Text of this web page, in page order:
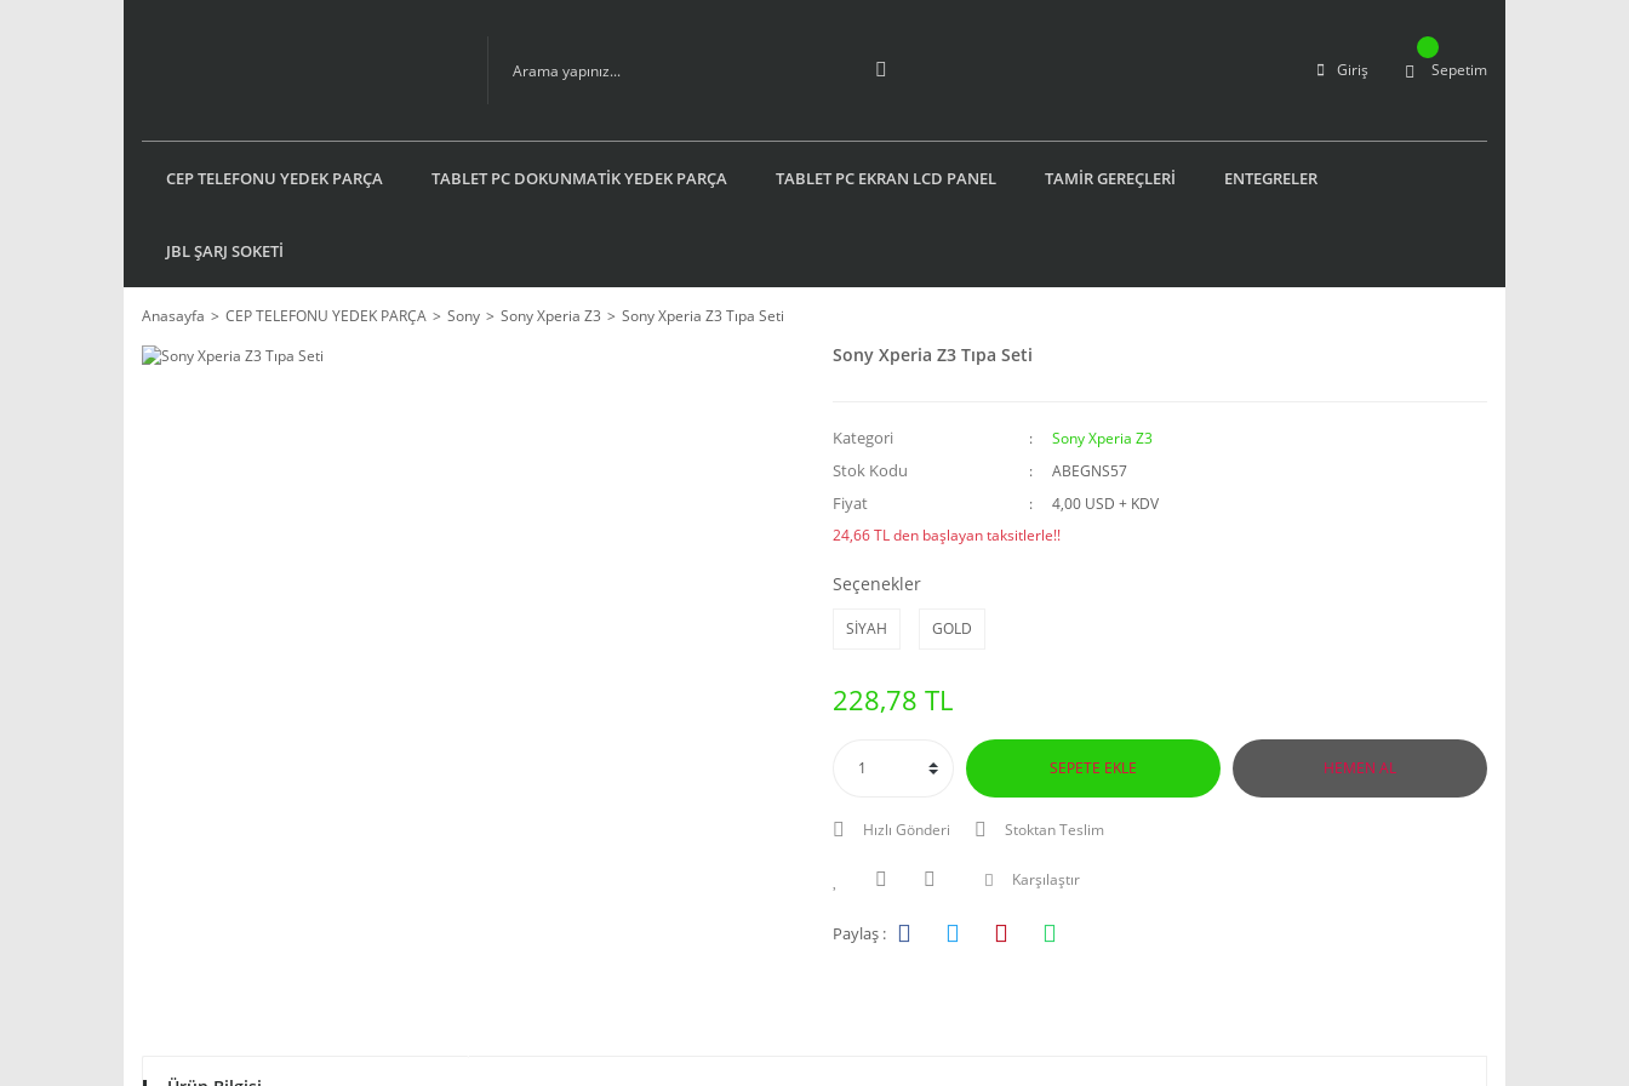
Giriş Sepetim
CEP TELEFONU YEDEK PARÇA TABLET PC DOKUNMATİK YEDEK PARÇA TABLET PC EKRAN LCD PANEL TAMİR GEREÇLERİ ENTEGRELER
JBL ŞARJ SOKETİ
Anasayfa CEP TELEFONU YEDEK PARÇA Sony Sony Xperia Z3 Sony Xperia Z3 Tıpa Seti
Sony Xperia Z3 Tıpa Seti
Kategori Sony Xperia Z3
Stok Kodu ABEGNS57
Fiyat
4,00 USD + KDV
24,66 TL den başlayan taksitlerle!!
Seçenekler
SİYAH GOLD
228,78 TL
SEPETE EKLE HEMEN AL
Hızlı Gönderi Stoktan Teslim
Karşılaştır
Paylaş :